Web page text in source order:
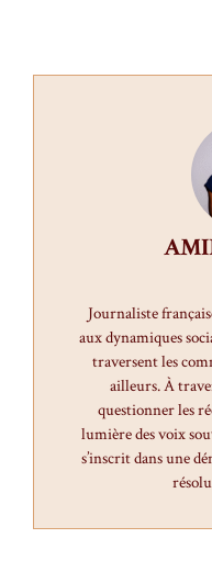
Journaliste
aux dynamiques
traversent les
ailleurs. À
questionner les
lumière des voix
s’inscrit dans une